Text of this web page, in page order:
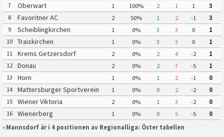
7
Oberwart 1 100% 2 1 1
3
8
Favoritner AC 2 50% 1 2 -1
3
9
Scheiblingkirchen 1 0% 3 3 0
1
10
Traiskirchen 1 0% 3 3 0
1
11
Krems Getzersdorf 2 0% 2 4 -2
1
12
Donau 2 0% 2 7 -5
1
13
Horn 1 0% 1 2 -1
0
14
Mattersburger Sportverein
2020
1 0% 0 2 -2
0
15
Wiener Viktoria 2 0% 1 3 -2
0
16
Wienerberg 1 0% 0 5 -5
0
• Mannsdorf är i 4 positionen av Regionalliga: Öster tabellen